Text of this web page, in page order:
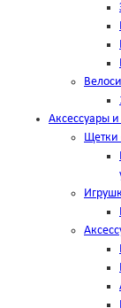
Аксессуары
Щетки